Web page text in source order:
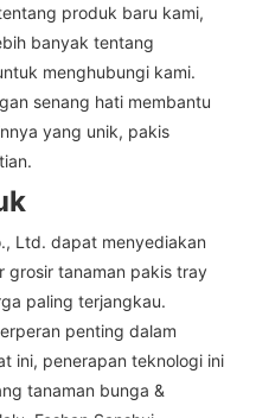
produk baru kami,
banyak tentang
menghubungi kami.
senang hati membantu
yang unik, pakis
Ltd. dapat menyediakan
grosir tanaman pakis tray
paling terjangkau.
penting dalam
ini, penerapan teknologi ini
tanaman bunga &